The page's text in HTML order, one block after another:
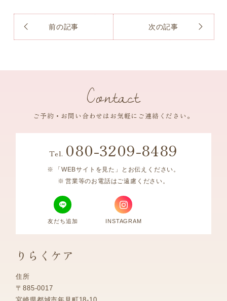
前の記事 次の記事
Contact
ご予約・お問い合わせはお気軽にご連絡ください。
Tel. 080-3209-8489
「WEBサイトを見た」とお伝えください。
営業等のお電話はご遠慮ください。
友だち追加 INSTAGRAM
りらくケア
住所
〒885-0017